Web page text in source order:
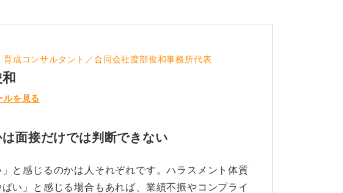
ップがある可能性もあるため、慎重に確認しましょ
面接以外の社員の様子も確認しながら総合的に判断
角的な視点を持って見極めていきましょう。
育成コンサルタント／合同会社渡部俊和事務所代表
ルを見る
面接だけでは判断できない
と感じるのかは人それぞれです。ハラスメント体質
い」と感じる場合もあれば、業績不振やコンプライ